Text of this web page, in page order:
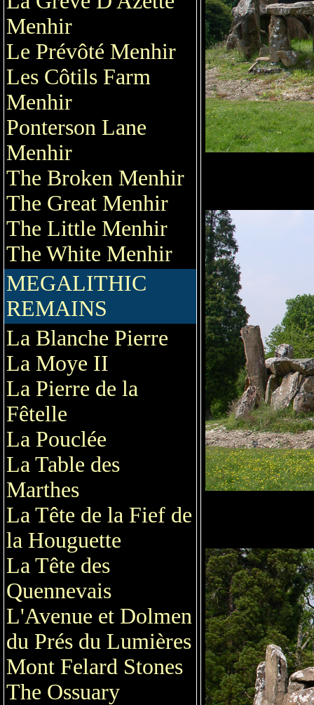
Menhir
Le Prévôté Menhir
Les Côtils Farm
Menhir
Ponterson Lane
Menhir
The Broken Menhir
The Great Menhir
The Little Menhir
The White Menhir
MEGALITHIC
REMAINS
La Blanche Pierre
La Moye II
La Pierre de la
Fêtelle
La Pouclée
La Table des
Marthes
La Tête de la Fief de
la Houguette
La Tête des
Quennevais
L'Avenue et Dolmen
du Prés du Lumières
Mont Felard Stones
The Ossuary